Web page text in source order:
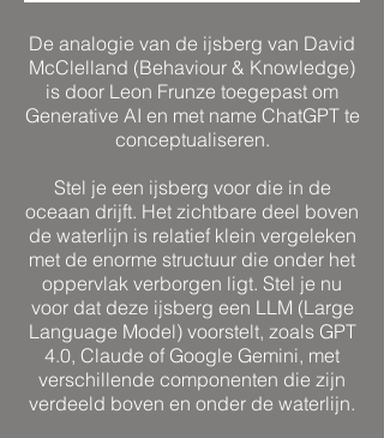
De analogie van de ijsberg van David
McClelland (Behaviour & Knowledge)
is door Leon Frunze toegepast om
Generative AI en met name ChatGPT te
conceptualiseren.
Stel je een ijsberg voor die in de
oceaan drijft. Het zichtbare deel boven
de waterlijn is relatief klein vergeleken
met de enorme structuur die onder het
oppervlak verborgen ligt. Stel je nu
voor dat deze ijsberg een LLM (Large
Language Model) voorstelt, zoals GPT
4.0, Claude of Google Gemini, met
verschillende componenten die zijn
verdeeld boven en onder de waterlijn.